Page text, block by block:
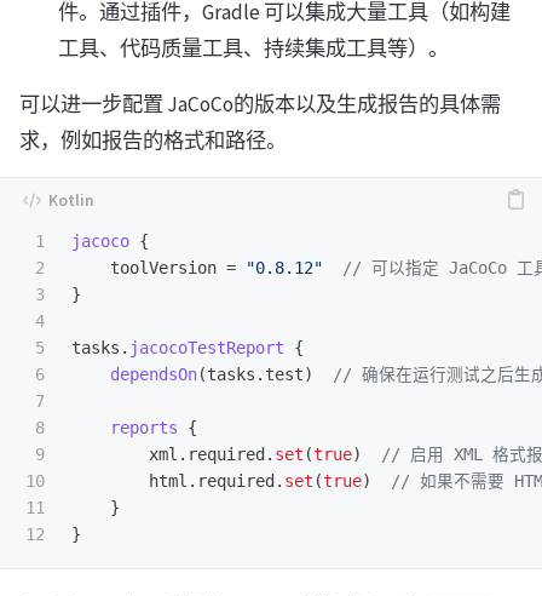
件。通过插件，Gradle 可以集成大量工具（如构建
工具、代码质量工具、持续集成工具等）。
可以进一步配置 JaCoCo的版本以及生成报告的具体需
求，例如报告的格式和路径。
1
2
3
4
5
6
7
8
9
10
11
jacoco {
toolVersion = "0.8.12"
// 可以指定 JaCoCo 工
}
tasks . jacocoTestReport
{
dependsOn(tasks . test) // 确保在运行测试之后生
reports
{
xml . required . set (true)
// 启用 XML 格式
html . required . set (true)
// 如果不需要
}
}